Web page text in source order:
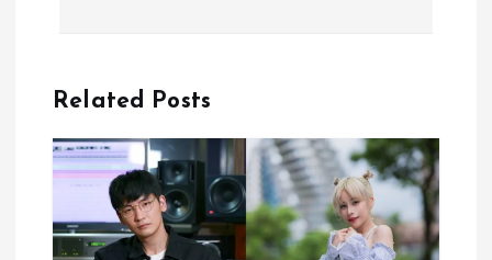
張女20萬交
禁見
Related Posts